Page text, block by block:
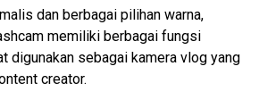
dan berbagai pilihan warna,
memiliki berbagai fungsi
digunakan sebagai kamera vlog yang
creator.